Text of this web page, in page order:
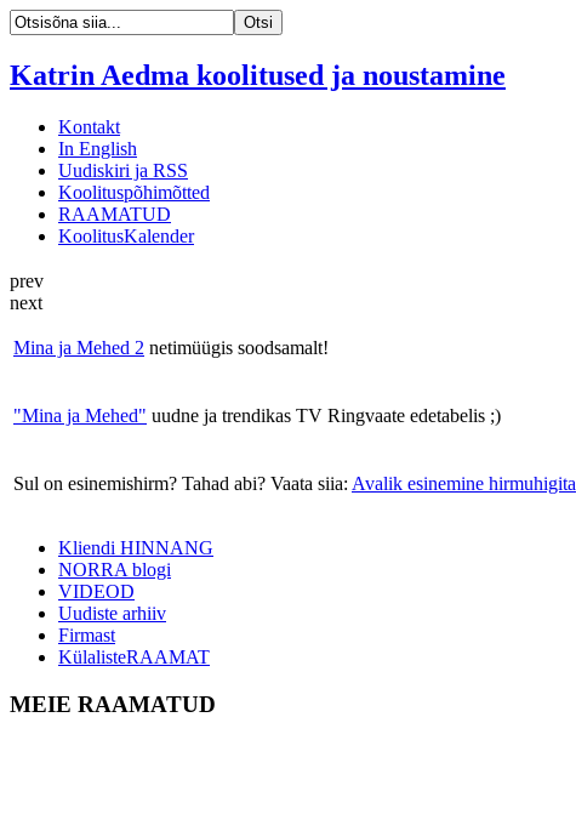
Katrin Aedma koolitused ja noustamine
Kontakt
In English
Uudiskiri ja RSS
Koolituspõhimõtted
RAAMATUD
KoolitusKalender
prev
next
Mina ja Mehed 2 netimüügis soodsamalt!
"Mina ja Mehed" uudne ja trendikas TV Ringvaate edetabelis ;)
Sul on esinemishirm? Tahad abi? Vaata siia: Avalik esinemine hirmuhigita
Kliendi HINNANG
NORRA blogi
VIDEOD
Uudiste arhiiv
Firmast
KülalisteRAAMAT
MEIE RAAMATUD